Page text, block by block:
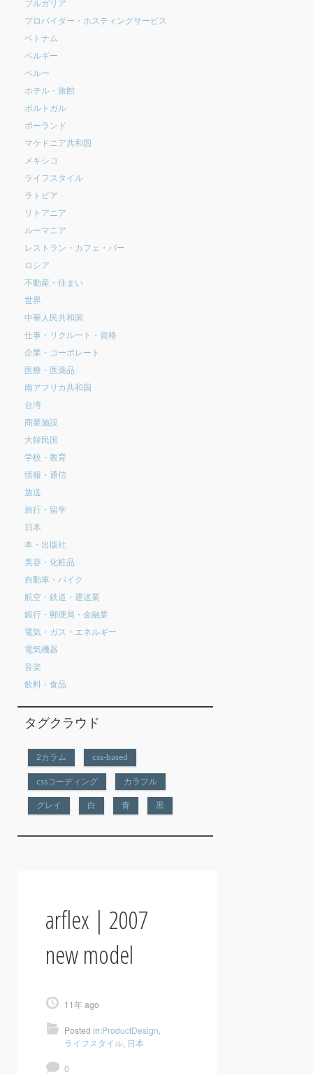
ブルガリア
プロバイダー・ホスティングサービス
ベトナム
ベルギー
ペルー
ホテル・旅館
ポルトガル
ポーランド
マケドニア共和国
メキシコ
ライフスタイル
ラトビア
リトアニア
ルーマニア
レストラン・カフェ・バー
ロシア
不動産・住まい
世界
中華人民共和国
仕事・リクルート・資格
企業・コーポレート
医療・医薬品
南アフリカ共和国
台湾
商業施設
大韓民国
学校・教育
情報・通信
放送
旅行・留学
日本
本・出版社
美容・化粧品
自動車・バイク
航空・鉄道・運送業
銀行・郵便局・金融業
電気・ガス・エネルギー
電気機器
音楽
飲料・食品
タグクラウド
2カラム css-based
cssコーディング カラフル
グレイ 白 青 黒
arflex | 2007
new model
11年 ago
Posted in:ProductDesign
ライフスタイル 日本
0